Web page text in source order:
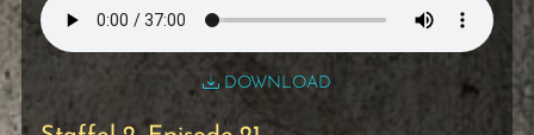
DOWNLOAD